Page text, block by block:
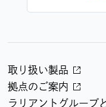
取り扱い製品
拠点のご案内
ラリアントグループ